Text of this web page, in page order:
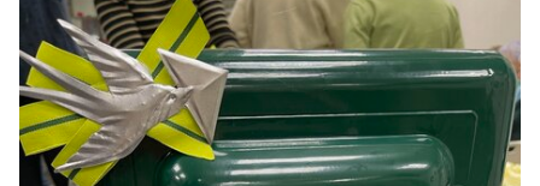
Пресс-
релизы
О
Metro
Стримы
Спецпроекты